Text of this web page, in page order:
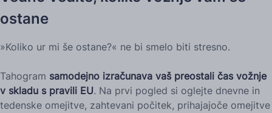
ostane
»Koliko ur mi še ostane?« ne bi smelo biti stresno.
Tahogram samodejno izračunava vaš preostali čas vožnje
v skladu s pravili EU. Na prvi pogled si oglejte dnevne in
tedenske omejitve, zahtevani počitek, prihajajoče omejitve